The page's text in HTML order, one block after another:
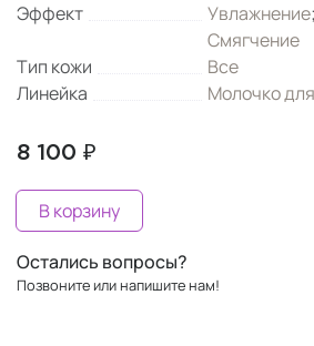
Эффект
Увлажнение;
Смягчение
Тип кожи
Все
Линейка
Молочко
8 100 ₽
В корзину
Остались вопросы?
Позвоните или напишите нам!